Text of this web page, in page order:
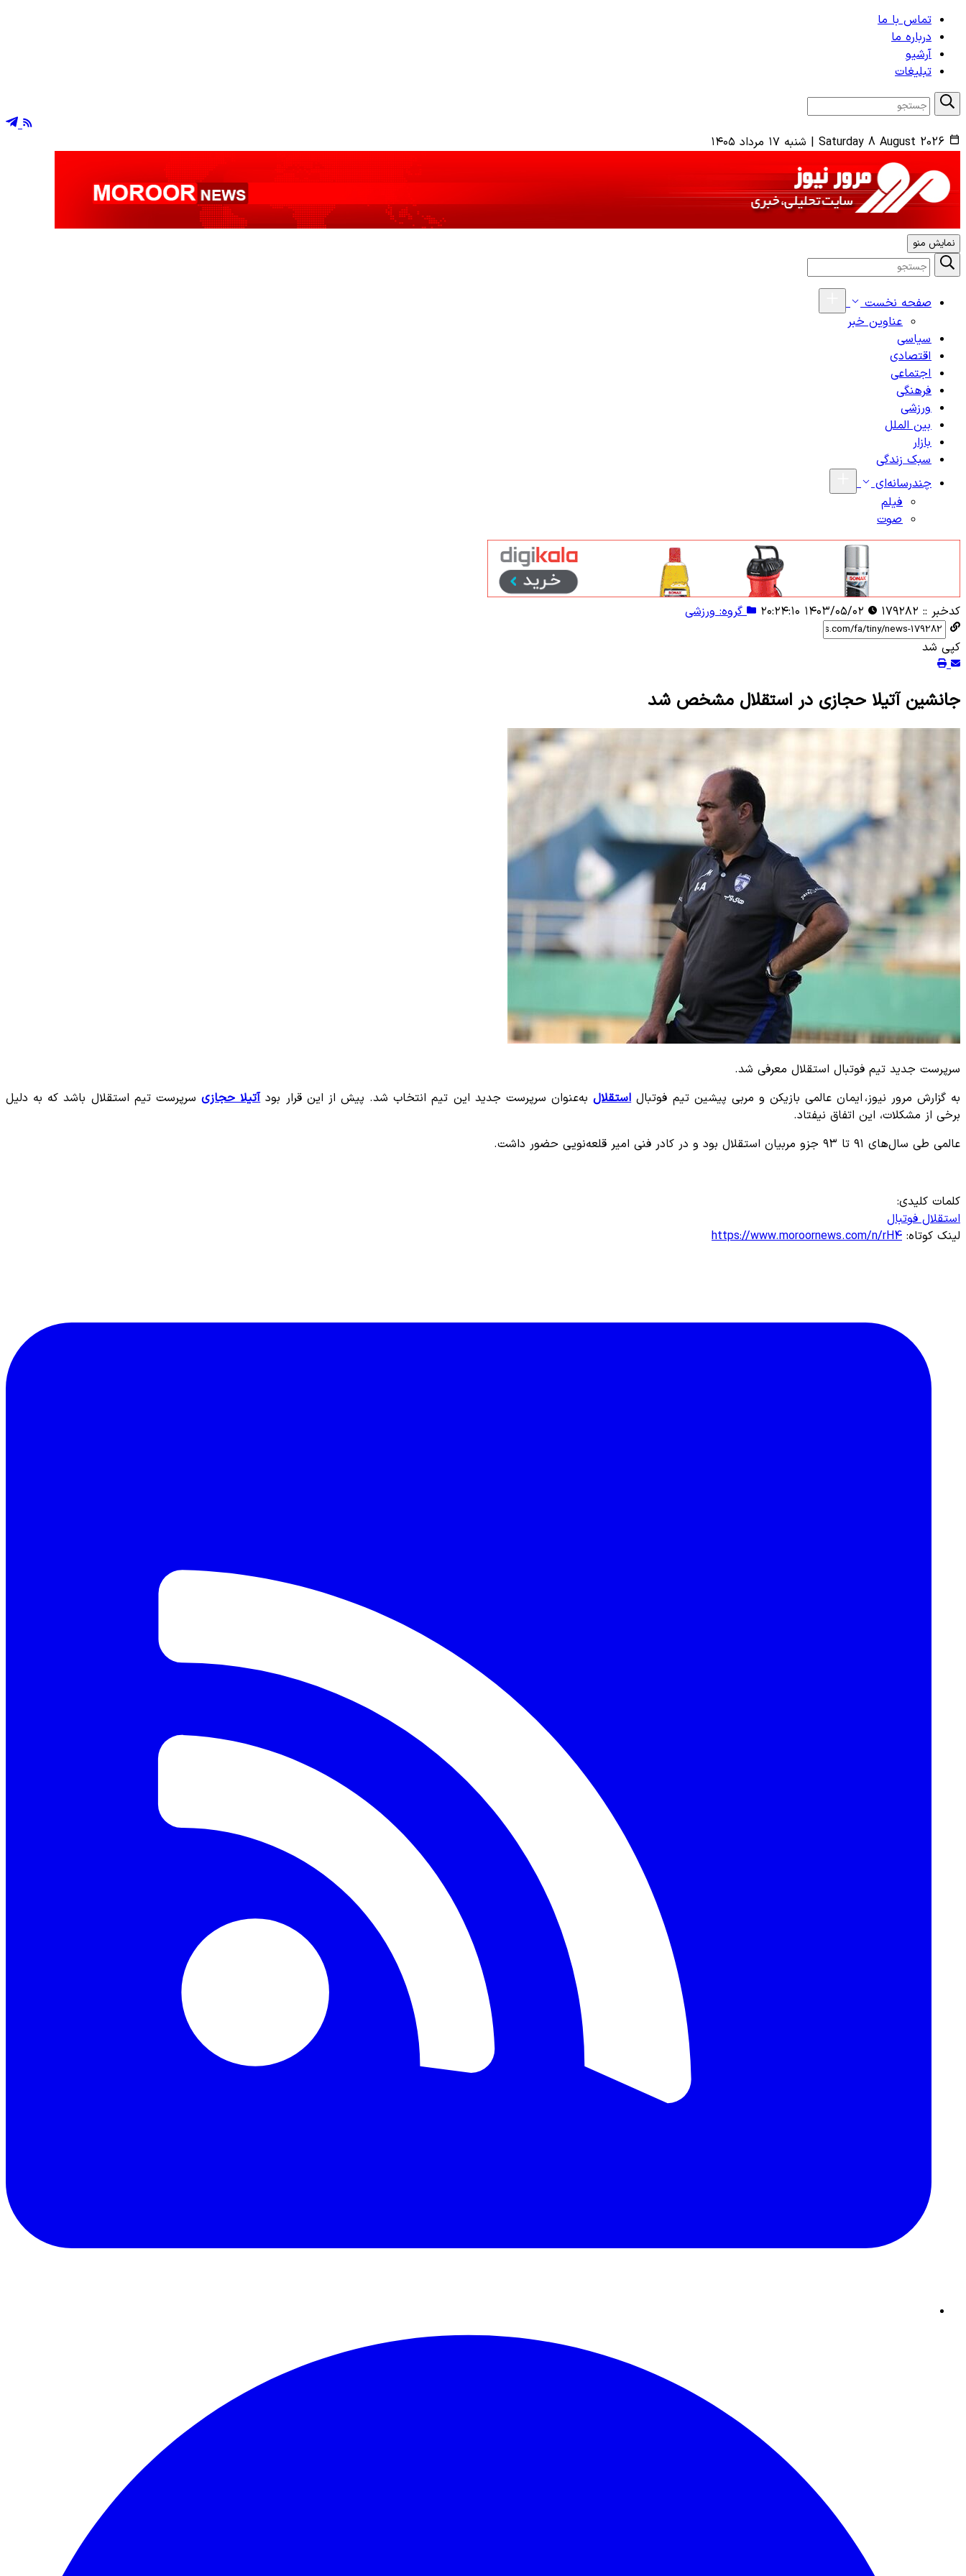
تماس با ما
درباره ما
آرشیو
تبلیغات
Saturday 8 August 2026
| شنبه ۱۷ مرداد ۱۴۰۵
نمایش منو
صفحه نخست
عناوین خبر
سیاسی
اقتصادی
اجتماعی
فرهنگی
ورزشی
بین الملل
بازار
سبک زندگی
چندرسانه‌ای
فیلم
صوت
کدخبر :: ۱۷۹۲۸۲ گروه: ورزشی
کپی شد
جانشین آتیلا حجازی در استقلال مشخص شد
سرپرست جدید تیم فوتبال استقلال معرفی شد.
به گزارش مرور نیوز، ایمان عالمی بازیکن و مربی پیشین تیم فوتبالاستقلالبه‌عنوان سرپرست جدید این تیم انتخاب شد. پیش از این قرار بودآتیلا حجازیسرپرست تیم استقلال باشد که به دلیل
برخی از مشکلات، این اتفاق نیفتاد.
عالمی طی سال‌های ۹۱ تا ۹۳ جزو مربیان استقلال بود و در کادر فنی امیر قلعه‌نویی حضور داشت.
کلمات کلیدی:
استقلالفوتبال
لینک کوتاه: https://www.moroornews.com/n/rH4